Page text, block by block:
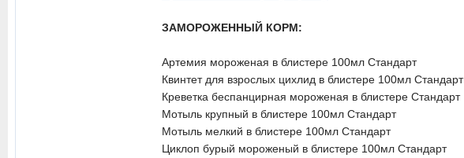
ЗАМОРОЖЕННЫЙ КОРМ:
Артемия мороженая в блистере 100мл Стандарт
Квинтет для взрослых цихлид в блистере 100мл Стандарт
Креветка беспанцирная мороженая в блистере Стандарт
Мотыль крупный в блистере 100мл Стандарт
Мотыль мелкий в блистере 100мл Стандарт
Циклоп бурый мороженый в блистере 100мл Стандарт